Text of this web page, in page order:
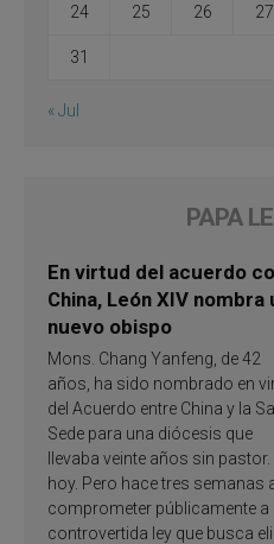
24 25 26 27
31
« Jul
PAPA
En virtud del acuerdo
China, León XIV nombra
nuevo obispo
Mons. Chang Yanfeng, de 42
años, ha sido nombrado en
del Acuerdo entre China y la
Sede para una diócesis que
llevaba veinte años sin
hoy. Pero hace tres semanas
comprometer públicamente a
controvertida ley que busca